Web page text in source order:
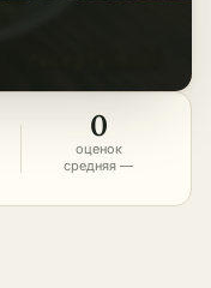
0
оценок
средняя —